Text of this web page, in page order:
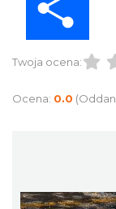
Twoja ocena:
Ocena: 0.0